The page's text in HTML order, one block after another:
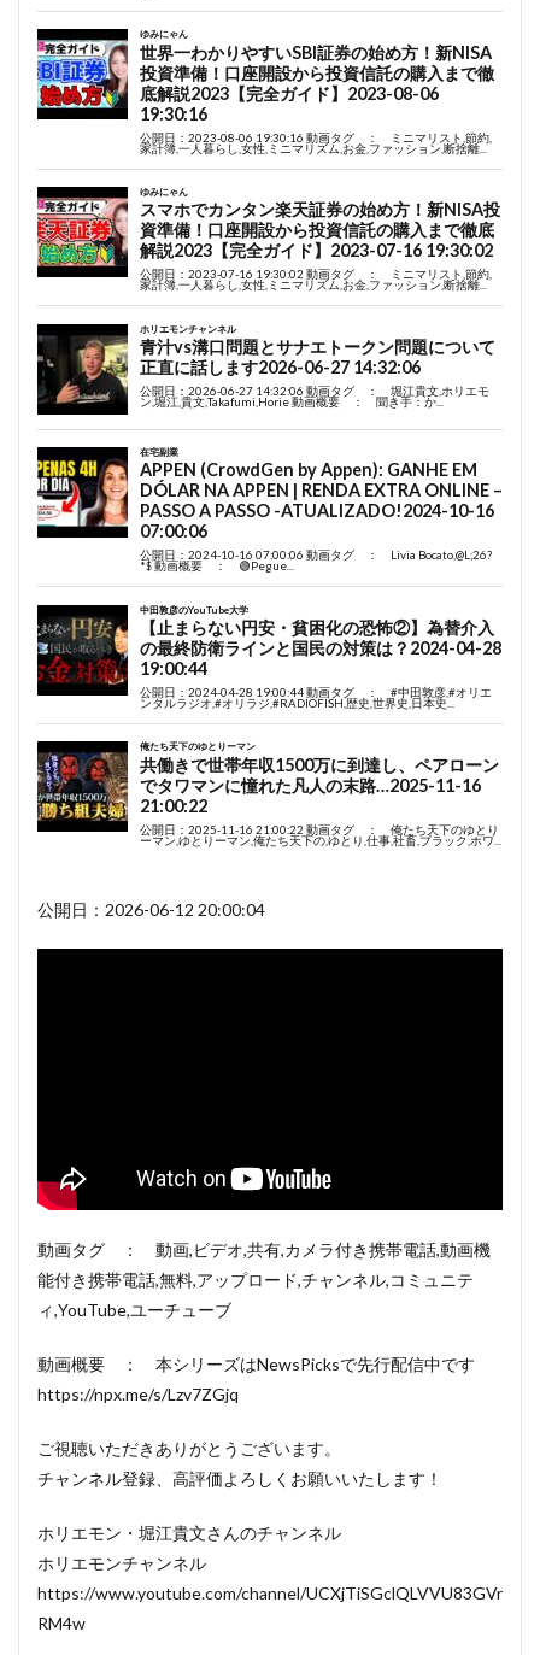
公開日：2026-06-12 20:00:04
動画タグ ： 動画,ビデオ,共有,カメラ付き携帯電話,動画機
能付き携帯電話,無料,アップロード,チャンネル,コミュニテ
ィ,YouTube,ユーチューブ
動画概要 ： 本シリーズはNewsPicksで先行配信中です
https://npx.me/s/Lzv7ZGjq
ご視聴いただきありがとうございます。
チャンネル登録、高評価よろしくお願いいたします！
ホリエモン・堀江貴文さんのチャンネル
ホリエモンチャンネル
https://www.youtube.com/channel/UCXjTiSGclQLVVU83GVr
RM4w